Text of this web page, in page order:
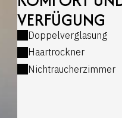
VERFÜGUNG
Doppelverglasung
Haartrockner
Nichtraucherzimmer